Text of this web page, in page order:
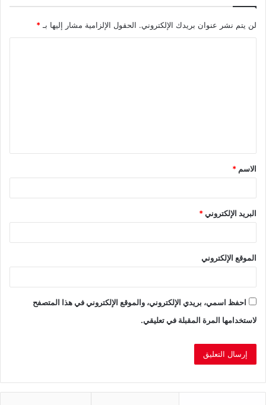
لن يتم نشر عنوان بريدك الإلكتروني. الحقول الإلزامية مشار إليها بـ *
ق
*
الاسم *
البريد الإلكتروني*
الموقع الإلكتروني
احفظ اسمي، بريدي الإلكتروني، والموقع الإلكتروني في هذا المتصفح
لاستخدامها المرة المقبلة في تعليقي.